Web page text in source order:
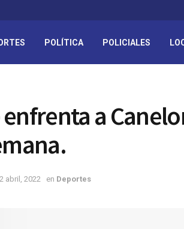
POLÍTICA POLICIALES
enfrenta a
abril, 2022 en Deportes